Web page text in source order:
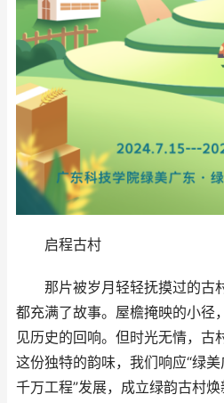
启程古村
那片被岁月轻轻抚摸过的古
都充满了故事。屋檐掩映的小径
见历史的回响。但时光无情，古
这份独特的韵味，我们响应“绿
千万工程”发展，成立绿韵古村